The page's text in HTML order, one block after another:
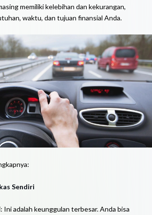
memiliki kelebihan dan kekurangan,
waktu, dan tujuan finansial Anda.
Sendiri
Ini adalah keunggulan terbesar. Anda bisa